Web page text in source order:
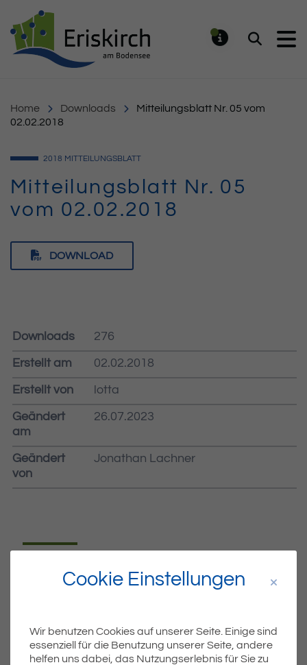
Suchen
Home Downloads
Mitteilungsblatt Nr. 05 vom
02.02.2018
2018 MITTEILUNGSBLATT
Mitteilungsblatt Nr. 05
vom 02.02.2018
DOWNLOAD
Downloads 276
Erstellt am 02.02.2018
Erstellt von lotta
Geändert
am
26.07.2023
Geändert
von
Jonathan Lachner
Dateiname MIBLA-05-2018.PDF
Dateigröße 6.37 MB
Cookie Einstellungen
Wir benutzen Cookies auf unserer Seite. Einige sind
essenziell für die Benutzung unserer Seite, andere
helfen uns dabei, das Nutzungserlebnis für Sie zu